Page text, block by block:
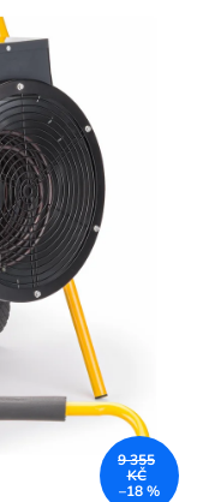
9 355
KČ
–18 %